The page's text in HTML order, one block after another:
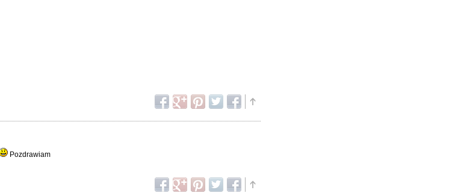
Pozdrawiam